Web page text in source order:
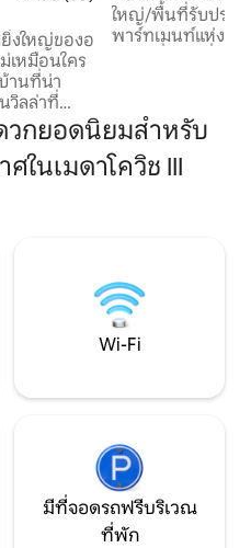
งใหญ่ของอ
เหมือนใคร
านที่น่า
วิลล่าที่
ภายในร่วม
หง้าทาง
าที
ใหญ่/พื้นที่รับประท
พาร์ทเมนท์แห่งนี้ตั้
Kalemegdan
เข้าพักสามารถหา
ดื่มต่างๆได้ที่ร้านอ
เคียง สถานที่รับป
วกยอดนิยมสำหรับ
ในเมดาโควิช III
Wi-Fi
มีที่จอดรถฟรีบริเวณ
ที่พัก